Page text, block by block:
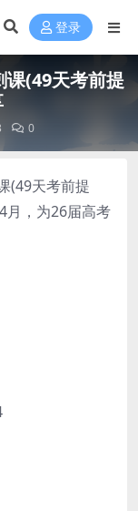
登录
课(49天考前提
0
(49天考前提
月，为26届高考